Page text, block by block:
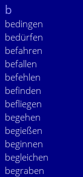
b
bedingen
bedürfen
befahren
befallen
befehlen
befinden
befliegen
begehen
begießen
beginnen
begleichen
begraben